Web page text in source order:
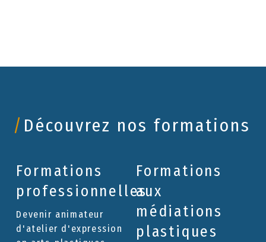
/ Découvrez nos formations
Formations
professionnelles
Devenir animateur
d'atelier d'expression
Formations
aux
médiations
plastiques